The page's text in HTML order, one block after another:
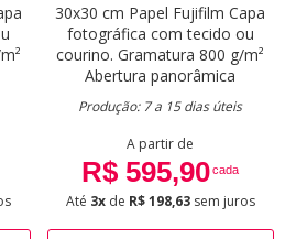
30x30 cm Papel Fujifilm Capa
fotográfica com tecido ou
courino. Gramatura 800 g/m²
Abertura panorâmica
Produção: 7 a 15 dias úteis
A partir de
R$ 595,90cada
Até 3xde R$ 198,63sem juros